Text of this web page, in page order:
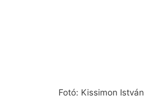
Fotó: Kissimon István